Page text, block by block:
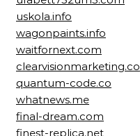
uskola.info
wagonpaints.info
waitfornext.com
clearvisionmarketing.co
quantum-code.co
whatnews.me
final-dream.com
finest-replica.net